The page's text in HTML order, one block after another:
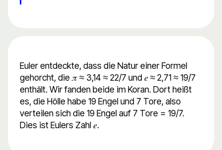
Euler entdeckte, dass die Natur einer Formel
gehorcht, die 𝜋 ≈ 3,14 ≈ 22/7 und 𝑒 ≈ 2,71 ≈ 19/7
enthält. Wir fanden beide im Koran. Dort heißt
es, die Hölle habe 19 Engel und 7 Tore, also
verteilen sich die 19 Engel auf 7 Tore = 19/7.
Dies ist Eulers Zahl 𝑒.